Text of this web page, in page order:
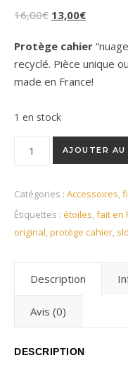
16,00€ 13,00€
Protège cahier
recyclé. Pièce unique
made en France!
1 en stock
quantité de Protège
AJOUTER AU
Catégories : Accessoires,
Étiquettes : étoiles,fait en
original,protège cahier,
Description
Avis (0)
DESCRIPTION